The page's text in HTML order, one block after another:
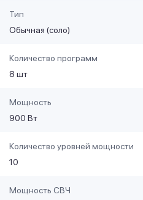
Тип
Обычная (соло)
Количество программ
8 шт
Мощность
900 Вт
Количество уровней мощности
10
Мощность СВЧ